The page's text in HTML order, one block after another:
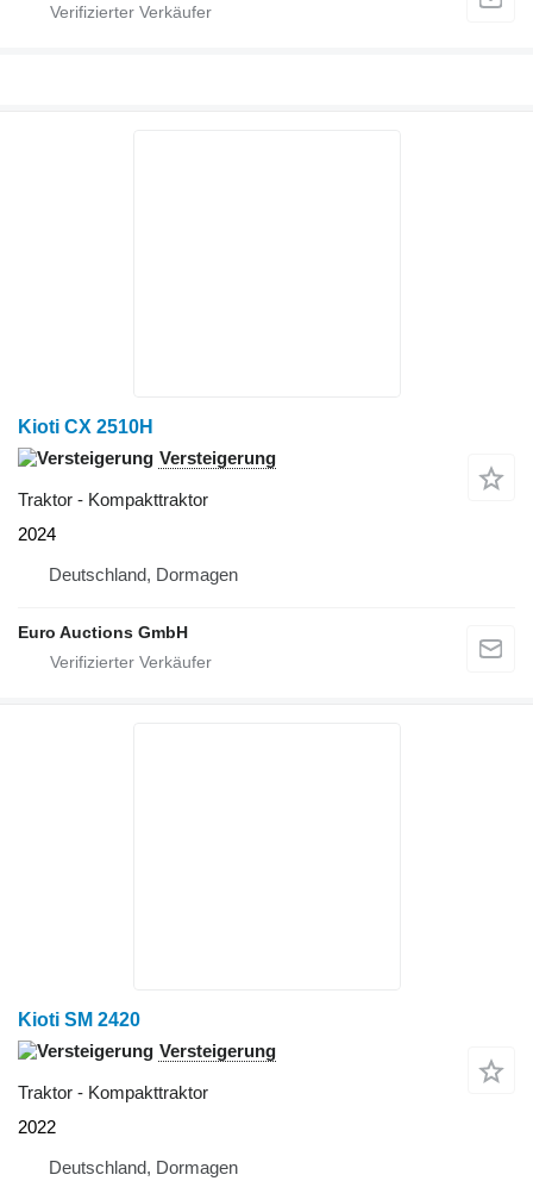
Kioti CX 2510H
Versteigerung
Traktor - Kompakttraktor
2024
Deutschland, Dormagen
Euro Auctions GmbH
Kioti SM 2420
Versteigerung
Traktor - Kompakttraktor
2022
Deutschland, Dormagen